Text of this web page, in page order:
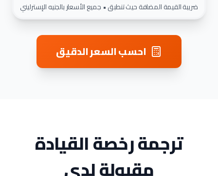
ضريبة القيمة المضافة حيث تنطبق • جميع الأسعار بالجنيه الإسترليني
احسب السعر الدقيق
ترجمة رخصة القيادة